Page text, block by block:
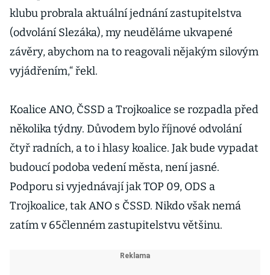
klubu probrala aktuální jednání zastupitelstva
(odvolání Slezáka), my neuděláme ukvapené
závěry, abychom na to reagovali nějakým silovým
vyjádřením,“ řekl.
Koalice ANO, ČSSD a Trojkoalice se rozpadla před
několika týdny. Důvodem bylo říjnové odvolání
čtyř radních, a to i hlasy koalice. Jak bude vypadat
budoucí podoba vedení města, není jasné.
Podporu si vyjednávají jak TOP 09, ODS a
Trojkoalice, tak ANO s ČSSD. Nikdo však nemá
zatím v 65členném zastupitelstvu většinu.